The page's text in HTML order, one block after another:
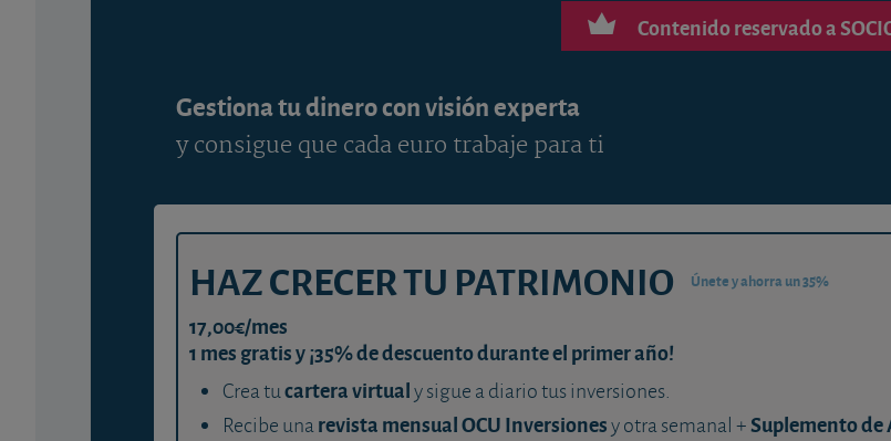
Contenido reservado a
Gestiona tu dinero con visión experta
y consigue que cada euro trabaje para ti
HAZ CRECER TU PATRIMONIO Únete y ahorra un 35%
17,00€/mes
1 mes gratis y ¡35% de descuento durante el primer año!
Crea tucartera virtualy sigue a diario tus inversiones.
Recibe unarevista mensual OCU Inversionesy otra semanal +Suplemento de